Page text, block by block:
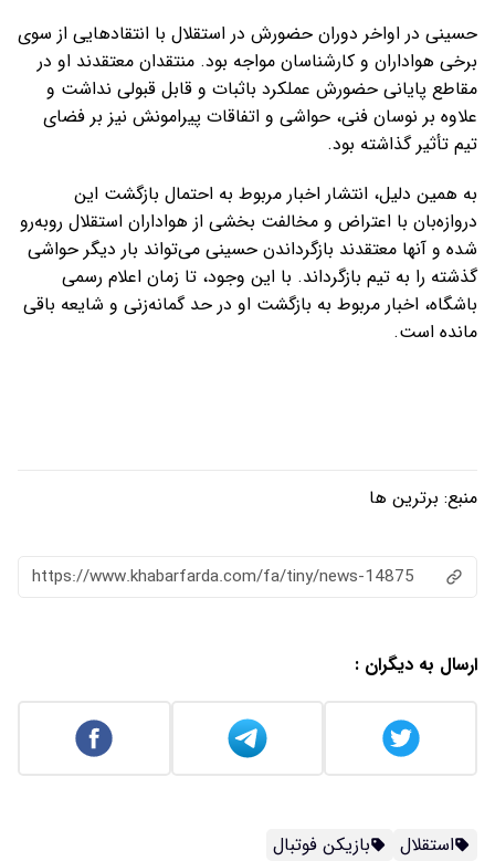
حسینی در اواخر دوران حضورش در استقلال با انتقادهایی از سوی
برخی هواداران و کارشناسان مواجه بود. منتقدان معتقدند او در
مقاطع پایانی حضورش عملکرد باثبات و قابل قبولی نداشت و
علاوه بر نوسان فنی، حواشی و اتفاقات پیرامونش نیز بر فضای
تیم تأثیر گذاشته بود.
به همین دلیل، انتشار اخبار مربوط به احتمال بازگشت این
دروازه‌بان با اعتراض و مخالفت بخشی از هواداران استقلال روبه‌رو
شده و آنها معتقدند بازگرداندن حسینی می‌تواند بار دیگر حواشی
گذشته را به تیم بازگرداند. با این وجود، تا زمان اعلام رسمی
باشگاه، اخبار مربوط به بازگشت او در حد گمانه‌زنی و شایعه باقی
مانده است.
منبع: برترین ها
https://www.khabarfarda.com/fa/tiny/news-14875
ارسال به دیگران :
استقلال بازیکن فوتبال